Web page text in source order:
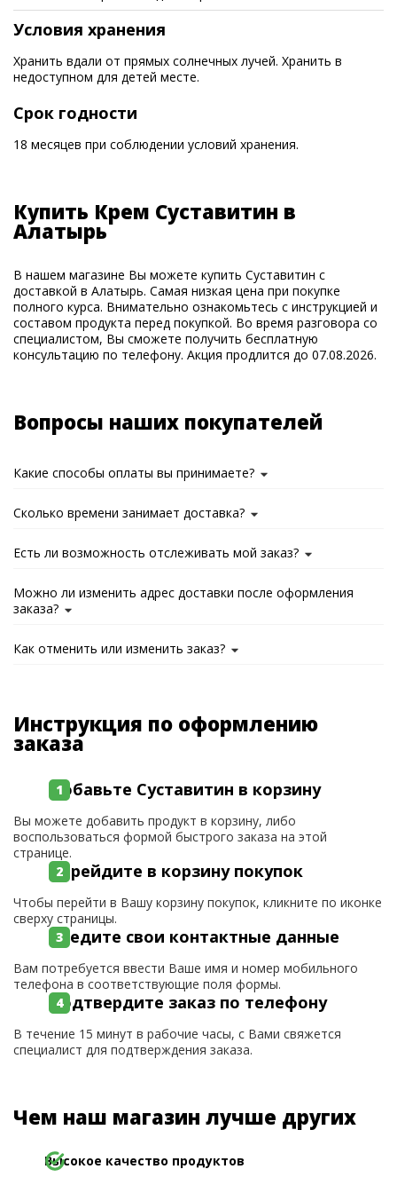
Условия хранения
Хранить вдали от прямых солнечных лучей. Хранить в
недоступном для детей месте.
Срок годности
18 месяцев при соблюдении условий хранения.
Купить Крем Суставитин в
Алатырь
В нашем магазине Вы можете купить Суставитин с
доставкой в Алатырь. Самая низкая цена при покупке
полного курса. Внимательно ознакомьтесь с инструкцией и
составом продукта перед покупкой. Во время разговора со
специалистом, Вы сможете получить бесплатную
консультацию по телефону. Акция продлится до 07.08.2026.
Вопросы наших покупателей
Какие способы оплаты вы принимаете?
Сколько времени занимает доставка?
Есть ли возможность отслеживать мой заказ?
Можно ли изменить адрес доставки после оформления
заказа?
Как отменить или изменить заказ?
Инструкция по оформлению
заказа
Добавьте Суставитин в корзину
Вы можете добавить продукт в корзину, либо
воспользоваться формой быстрого заказа на этой
странице.
Перейдите в корзину покупок
Чтобы перейти в Вашу корзину покупок, кликните по иконке
сверху страницы.
Введите свои контактные данные
Вам потребуется ввести Ваше имя и номер мобильного
телефона в соответствующие поля формы.
Подтвердите заказ по телефону
В течение 15 минут в рабочие часы, с Вами свяжется
специалист для подтверждения заказа.
Чем наш магазин лучше других
Высокое качество продуктов